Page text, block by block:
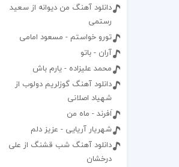
دانلود آهنگ من دیوانه از سعید
رستمی
تورو خواستم - مسعود امامی
آران - باتو
محمد علیزاده - یارم باش
دانلود آهنگ گوزلریم دولوب از
شهیاد اصلانی
اَفرند - ماه من
شهریار آریایی - عزیز دلم
دانلود آهنگ شب قشنگ از علی
درخشان